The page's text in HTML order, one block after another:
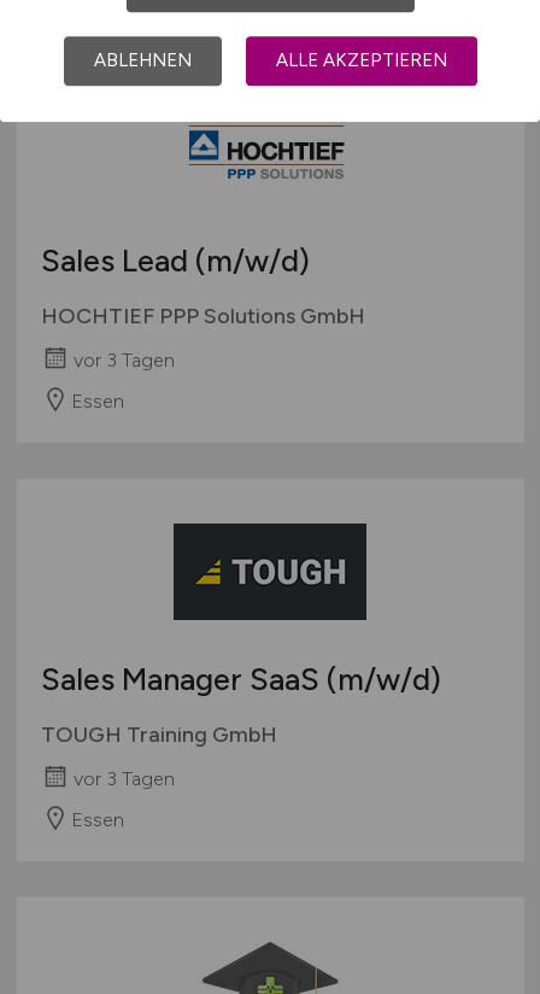
Sales Lead (m/w/d)
HOCHTIEF PPP Solutions GmbH
vor 3 Tagen
Essen
Sales Manager SaaS (m/w/d)
TOUGH Training GmbH
vor 3 Tagen
Essen
ABLEHNEN ALLE AKZEPTIEREN